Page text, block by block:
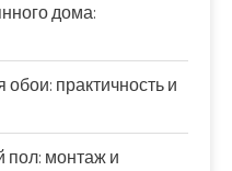
дома:
практичность и
монтаж и